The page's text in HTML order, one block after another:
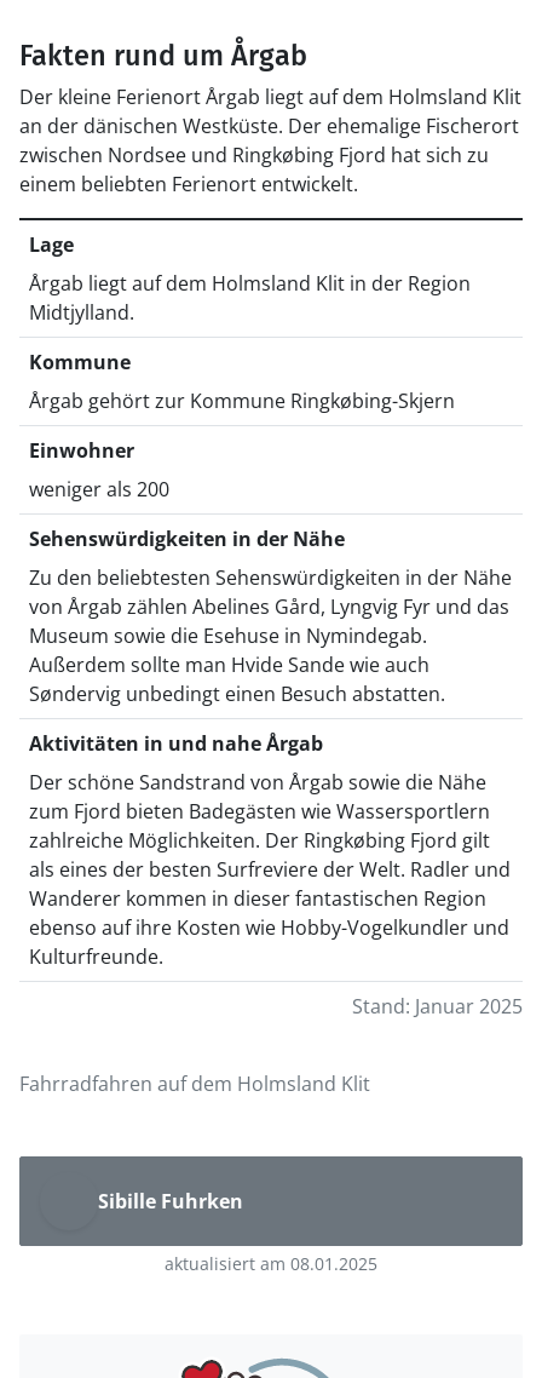
Fakten rund um Årgab
Der kleine Ferienort Årgab liegt auf dem Holmsland Klit
an der dänischen Westküste. Der ehemalige Fischerort
zwischen Nordsee und Ringkøbing Fjord hat sich zu
einem beliebten Ferienort entwickelt.
Stand: Januar 2025
Lage
Årgab liegt auf dem Holmsland Klit in der Region
Midtjylland.
Kommune
Årgab gehört zur Kommune Ringkøbing-Skjern
Einwohner
weniger als 200
Sehenswürdigkeiten in der Nähe
Zu den beliebtesten Sehenswürdigkeiten in der Nähe
von Årgab zählen Abelines Gård, Lyngvig Fyr und das
Museum sowie die Esehuse in Nymindegab.
Außerdem sollte man Hvide Sande wie auch
Søndervig unbedingt einen Besuch abstatten.
Aktivitäten in und nahe Årgab
Der schöne Sandstrand von Årgab sowie die Nähe
zum Fjord bieten Badegästen wie Wassersportlern
zahlreiche Möglichkeiten. Der Ringkøbing Fjord gilt
als eines der besten Surfreviere der Welt. Radler und
Wanderer kommen in dieser fantastischen Region
ebenso auf ihre Kosten wie Hobby-Vogelkundler und
Kulturfreunde.
Fahrradfahren auf dem Holmsland Klit
Sibille Fuhrken
aktualisiert am 08.01.2025